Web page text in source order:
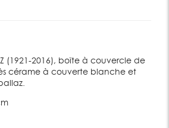
(1921-2016), boîte à couvercle de
cérame à couverte blanche et